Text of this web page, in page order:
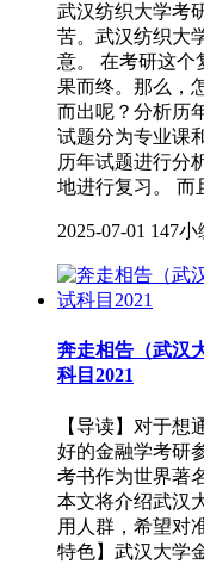
武汉纺织大学考
苦。武汉纺织大
意。 在考研这个
果而终。那么，
而出呢？分析历
试题分为专业课
历年试题进行分
地进行复习。 而
2025-07-01 147小
奔走相告（武汉
科目2021
【导读】对于
好的金融学考研
考书作为世界著
本文将介绍武汉
用人群，希望对
特色】武汉大学